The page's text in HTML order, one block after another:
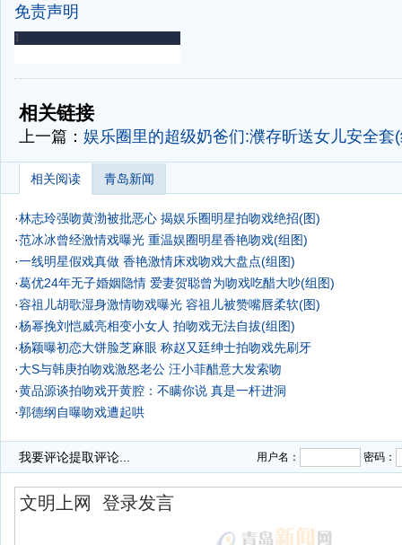
免责声明
-
相关链接
上一篇： 娱乐圈里的超级奶爸们:濮存昕送女儿安全套
相关阅读 青岛新闻
·林志玲强吻黄渤被批恶心 揭娱乐圈明星拍吻戏绝招(图)
·范冰冰曾经激情戏曝光 重温娱圈明星香艳吻戏(组图)
·一线明星假戏真做 香艳激情床戏吻戏大盘点(组图)
·葛优24年无子婚姻隐情 爱妻贺聪曾为吻戏吃醋大吵(组图)
·容祖儿胡歌湿身激情吻戏曝光 容祖儿被赞嘴唇柔软(图)
·杨幂挽刘恺威亮相变小女人 拍吻戏无法自拔(组图)
·杨颖曝初恋大饼脸芝麻眼 称赵又廷绅士拍吻戏先刷牙
·大S与韩庚拍吻戏激怒老公 汪小菲醋意大发索吻
·黄品源谈拍吻戏开黄腔：不瞒你说 真是一杆进洞
·郭德纲自曝吻戏遭起哄
我要评论提取评论... 用户名： 密码：